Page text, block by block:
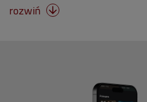
rozwiń 